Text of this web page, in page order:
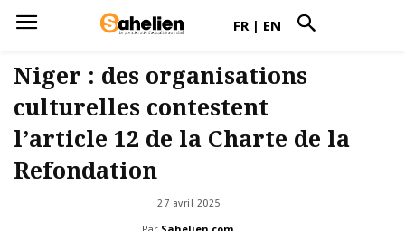
FR | EN
Niger : des organisations
culturelles contestent
l’article 12 de la Charte de la
Refondation
27 avril 2025